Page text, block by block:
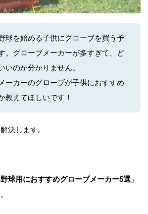
球を始める子供にグローブを買う予
。グローブメーカーが多すぎて、ど
いのか分かりません。
ーカーのグローブが子供におすすめ
教えてほしいです！
決します。
球用におすすめグローブメーカー5選 」